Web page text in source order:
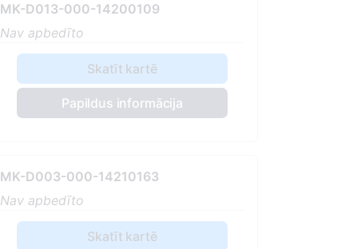
MK-D013-000-14200109
Nav apbedīto
Skatīt kartē
Papildus informācija
MK-D003-000-14210163
Nav apbedīto
Skatīt kartē